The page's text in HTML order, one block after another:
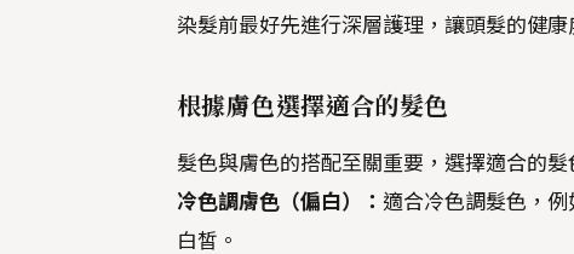
染髮前最好先進行深層護理，讓頭髮的健康
根據膚色選擇適合的髮色
髮色與膚色的搭配至關重要，選擇適合的
冷色調膚色（偏白）： 適合冷色調髮色，
白皙。